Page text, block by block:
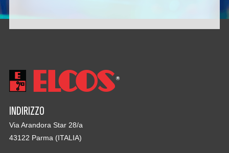
INDIRIZZO
Via Arandora Star 28/a
43122 Parma (ITALIA)